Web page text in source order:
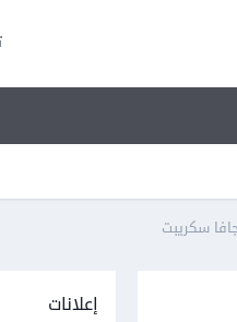
سكريبت
إعلانات